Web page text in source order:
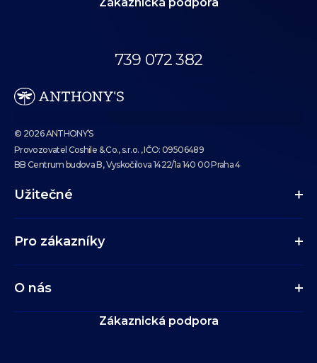
Zákaznická podpora
739 072 382
© 2026 ANTHONY’S
Provozovatel Coshile & Co., s.r.o. , IČO: 09506489
BB Centrum budova B, Vyskočilova 1422/1a 140 00 Praha 4
Užitečné
Pro zákazníky
O nás
Zákaznická podpora